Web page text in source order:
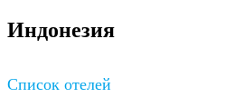
Индонезия
Список отелей